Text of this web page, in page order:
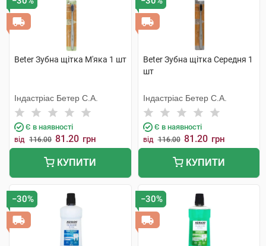
Beter Зубна щітка М'яка 1 шт
Індастріас Бетер С.А.
Є в наявності
від 116.00 81.20 грн
КУПИТИ
Beter Зубна щітка Середня 1
шт
Індастріас Бетер С.А.
Є в наявності
від 116.00 81.20 грн
КУПИТИ
−30% −30%